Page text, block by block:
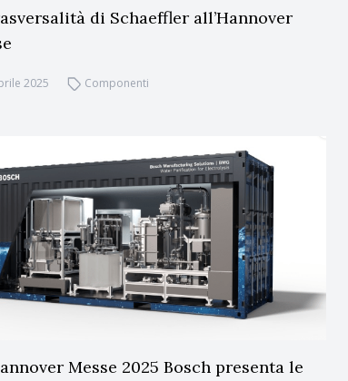
di Schaeffler all’Hannover
2025 Componenti
Messe 2025 Bosch presenta le